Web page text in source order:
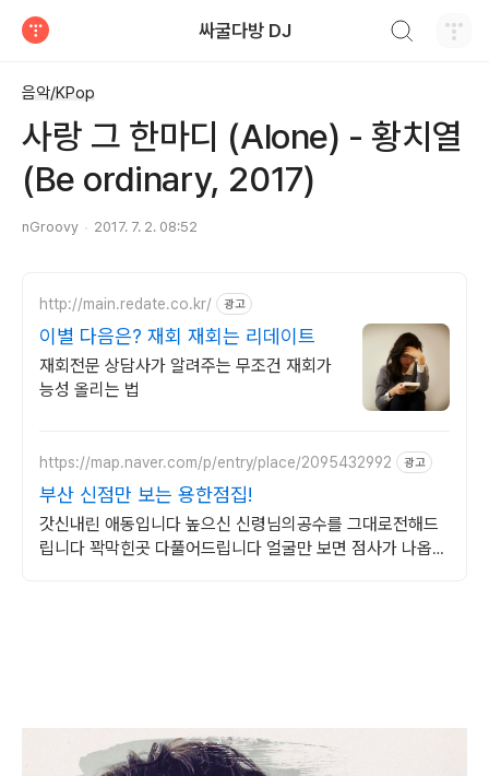
싸굴다방 DJ
음악/KPop
사랑 그 한마디 (Alone) - 황치열
(Be ordinary, 2017)
nGroovy 2017. 7. 2. 08:52
http://main.redate.co.kr/ 광고
이별 다음은? 재회 재회는 리데이트
재회전문 상담사가 알려주는 무조건 재회가
능성 올리는 법
https://map.naver.com/p/entry/place/2095432992 광고
부산 신점만 보는 용한점집!
갓신내린 애동입니다 높으신 신령님의공수를 그대로전해드
립니다 꽉막힌곳 다풀어드립니다 얼굴만 보면 점사가 나옵니